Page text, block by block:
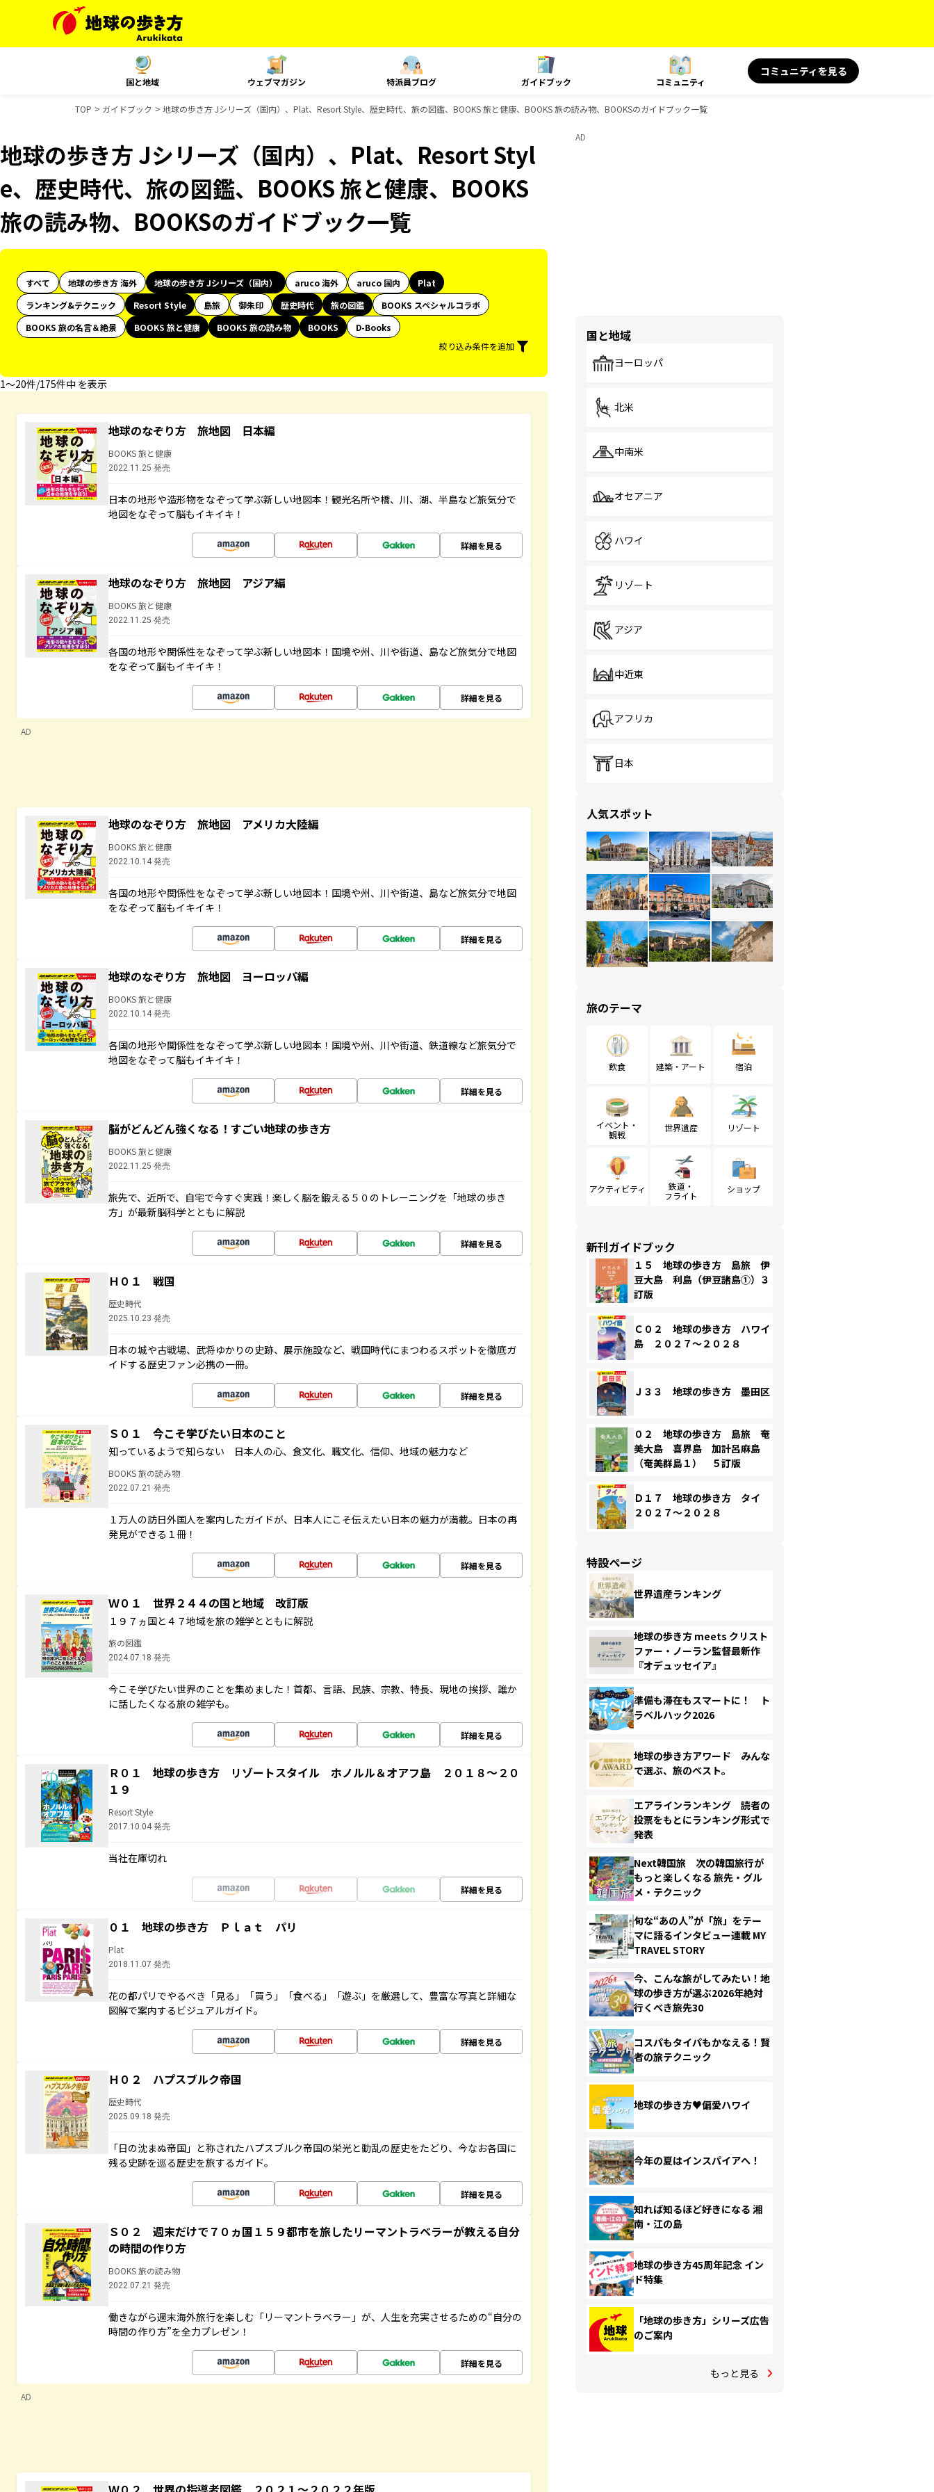
国と地域 ウェブマガジン 特派員ブログ ガイドブック コミュニティ
コミュニティを見る
TOP ガイドブック 地球の歩き方 Jシリーズ（国内）、Plat、Resort Style、歴史時代、旅の図鑑、BOOKS 旅と健康、BOOKS 旅の読み物、BOOKSのガイドブック一覧
地球の歩き方 Jシリーズ（国内）、Plat、Resort Styl
e、歴史時代、旅の図鑑、BOOKS 旅と健康、BOOKS
旅の読み物、BOOKSのガイドブック一覧
すべて 地球の歩き方 海外 地球の歩き方 Jシリーズ（国内） aruco 海外 aruco 国内
Plat
ランキング&テクニック
Resort Style 島旅 御朱印 歴史時代 旅の図鑑
BOOKS スペシャルコラボ
BOOKS 旅の名言＆絶景
BOOKS 旅と健康 BOOKS 旅の読み物 BOOKS
D-Books
絞り込み条件を追加
1〜20件/175件中 を表示
地球のなぞり方 旅地図 日本編
BOOKS 旅と健康
2022.11.25 発売
日本の地形や造形物をなぞって学ぶ新しい地図本！観光名所や橋、川、湖、半島など旅気分で
地図をなぞって脳もイキイキ！
詳細を見る
地球のなぞり方 旅地図 アジア編
BOOKS 旅と健康
2022.11.25 発売
各国の地形や関係性をなぞって学ぶ新しい地図本！国境や州、川や街道、島など旅気分で地図
をなぞって脳もイキイキ！
詳細を見る
AD
地球のなぞり方 旅地図 アメリカ大陸編
BOOKS 旅と健康
2022.10.14 発売
各国の地形や関係性をなぞって学ぶ新しい地図本！国境や州、川や街道、島など旅気分で地図
をなぞって脳もイキイキ！
詳細を見る
地球のなぞり方 旅地図 ヨーロッパ編
BOOKS 旅と健康
2022.10.14 発売
各国の地形や関係性をなぞって学ぶ新しい地図本！国境や州、川や街道、鉄道線など旅気分で
地図をなぞって脳もイキイキ！
詳細を見る
脳がどんどん強くなる！すごい地球の歩き方
BOOKS 旅と健康
2022.11.25 発売
旅先で、近所で、自宅で今すぐ実践！楽しく脳を鍛える５０のトレーニングを「地球の歩き
方」が最新脳科学とともに解説
詳細を見る
Ｈ０１ 戦国
歴史時代
2025.10.23 発売
日本の城や古戦場、武将ゆかりの史跡、展示施設など、戦国時代にまつわるスポットを徹底ガ
イドする歴史ファン必携の一冊。
詳細を見る
Ｓ０１ 今こそ学びたい日本のこと
知っているようで知らない 日本人の心、食文化、職文化、信仰、地域の魅力など
BOOKS 旅の読み物
2022.07.21 発売
１万人の訪日外国人を案内したガイドが、日本人にこそ伝えたい日本の魅力が満載。日本の再
発見ができる１冊！
詳細を見る
Ｗ０１ 世界２４４の国と地域 改訂版
１９７ヵ国と４７地域を旅の雑学とともに解説
旅の図鑑
2024.07.18 発売
今こそ学びたい世界のことを集めました！首都、言語、民族、宗教、特長、現地の挨拶、誰か
に話したくなる旅の雑学も。
詳細を見る
Ｒ０１ 地球の歩き方 リゾートスタイル ホノルル＆オアフ島 ２０１８～２０
１９
Resort Style
2017.10.04 発売
当社在庫切れ
詳細を見る
０１ 地球の歩き方 Ｐｌａｔ パリ
Plat
2018.11.07 発売
花の都パリでやるべき「見る」「買う」「食べる」「遊ぶ」を厳選して、豊富な写真と詳細な
図解で案内するビジュアルガイド。
詳細を見る
Ｈ０２ ハプスブルク帝国
歴史時代
2025.09.18 発売
「日の沈まぬ帝国」と称されたハプスブルク帝国の栄光と動乱の歴史をたどり、今なお各国に
残る史跡を巡る歴史を旅するガイド。
詳細を見る
Ｓ０２ 週末だけで７０ヵ国１５９都市を旅したリーマントラベラーが教える自分
の時間の作り方
BOOKS 旅の読み物
2022.07.21 発売
働きながら週末海外旅行を楽しむ「リーマントラベラー」が、人生を充実させるための“自分の
時間の作り方”を全力プレゼン！
詳細を見る
AD
AD
国と地域
ヨーロッパ
北米
中南米
オセアニア
ハワイ
リゾート
アジア
中近東
アフリカ
日本
人気スポット
旅のテーマ
飲食 建築・アート 宿泊
イベント・
観戦
世界遺産 リゾート
アクティビティ
鉄道・
フライト
ショップ
新刊ガイドブック
１５ 地球の歩き方 島旅 伊
豆大島 利島（伊豆諸島①）３
訂版
Ｃ０２ 地球の歩き方 ハワイ
島 ２０２７～２０２８
Ｊ３３ 地球の歩き方 墨田区
０２ 地球の歩き方 島旅 奄
美大島 喜界島 加計呂麻島
（奄美群島１） ５訂版
Ｄ１７ 地球の歩き方 タイ
２０２７～２０２８
特設ページ
世界遺産ランキング
地球の歩き方 meets クリスト
ファー・ノーラン監督最新作
『オデュッセイア』
準備も滞在もスマートに！ ト
ラベルハック2026
地球の歩き方アワード みんな
で選ぶ、旅のベスト。
エアラインランキング 読者の
投票をもとにランキング形式で
発表
Next韓国旅 次の韓国旅行が
もっと楽しくなる 旅先・グル
メ・テクニック
旬な“あの人”が「旅」をテー
マに語るインタビュー連載 MY
TRAVEL STORY
今、こんな旅がしてみたい！地
球の歩き方が選ぶ2026年絶対
行くべき旅先30
コスパもタイパもかなえる！賢
者の旅テクニック
地球の歩き方♥偏愛ハワイ
今年の夏はインスパイアへ！
知れば知るほど好きになる 湘
南・江の島
地球の歩き方45周年記念 イン
ド特集
「地球の歩き方」シリーズ広告
のご案内
もっと見る